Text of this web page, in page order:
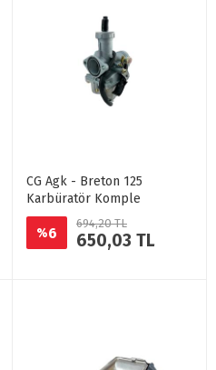
CG Agk - Breton 125
Karbüratör Komple
%6
694,20 TL
650,03 TL